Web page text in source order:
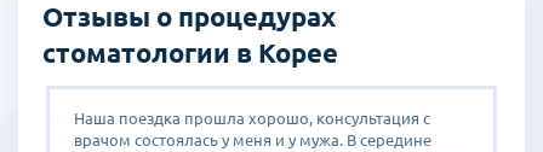
Отзывы о процедурах
стоматологии в Корее
Наша поездка прошла хорошо, консультация с
врачом состоялась у меня и у мужа. В середине